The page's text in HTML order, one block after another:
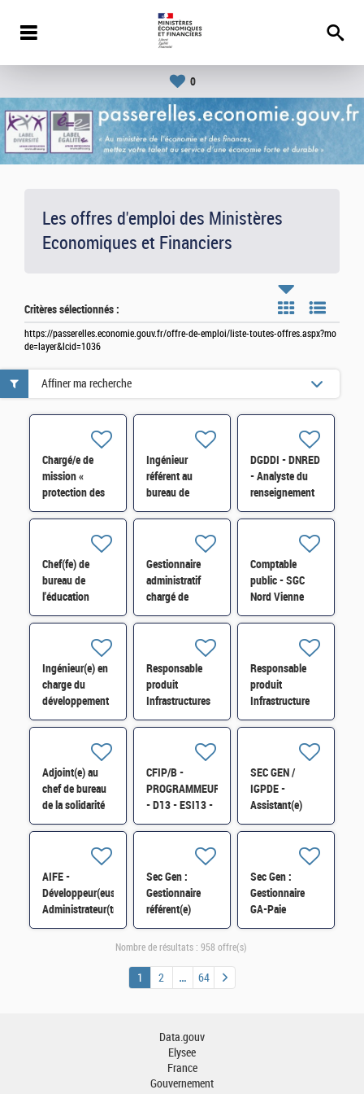
0
Les offres d'emploi des Ministères
Economiques et Financiers
Critères sélectionnés :
https://passerelles.economie.gouv.fr/offre-de-emploi/liste-toutes-offres.aspx?mo
de=layer&lcid=1036
Chargé/e de
mission «
protection des
actifs
SISSE-POLOP-
044 H/F
Ingénieur
référent au
bureau de
l'expertise
industrielle au
SBDU-SI-
SDBU-016 H/F
DGDDI - DNRED
- Analyste du
renseignement
« réseaux
/immigration
illégale » H/F
Chef(fe) de
bureau de
l'éducation
nationale
Gestionnaire
administratif
chargé de
maintenances
immobilier H/F
Comptable
public - SGC
Nord Vienne
Châtellerault et
Ingénieur(e) en
charge du
développement
et de
SOFIA H/F
Responsable
produit
Infrastructures
Réseaux et
Responsable
produit
Infrastructure
Linux et
Adjoint(e) au
chef de bureau
de la solidarité
et de l'insertion
CFIP/B -
PROGRAMMEUR
- D13 - ESI13 -
Exploitant(e)
SEC GEN /
IGPDE -
Assistant(e)
informatique de
AIFE -
Développeur(euse)
Administrateur(trice)
ServiceNow H/F
Sec Gen :
Gestionnaire
référent(e)
expert(e) GA-
paye des agents
(CSRH/C) H/F
Sec Gen :
Gestionnaire
GA-Paie
(CSRH/C) H/F
Affiner ma recherche
Nombre de résultats : 958 offre(s)
1 2 64
Data.gouv
Elysee
France
Gouvernement